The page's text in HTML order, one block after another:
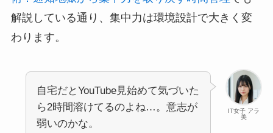
解説している通り、集中力は環境設計で大きく変
わります。
IT女子 アラ
美
自宅だとYouTube見始めて気づいた
ら2時間溶けてるのよね…。意志が
弱いのかな。